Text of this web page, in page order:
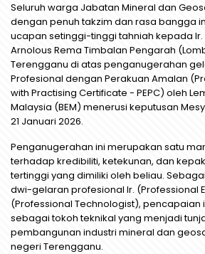
Seluruh warga Jabatan Mineral dan
dengan penuh takzim dan rasa bangga
ucapan setinggi-tinggi tahniah kepada Ir.
Arnolous Rema Timbalan Pengarah
Terengganu di atas penganugerahan
Profesional dengan Perakuan Amalan
with Practising Certificate - PEPC) oleh
Malaysia (BEM) menerusi keputusan
21 Januari 2026.
Penganugerahan ini merupakan satu
terhadap kredibiliti, ketekunan, dan
tertinggi yang dimiliki oleh beliau.
dwi-gelaran profesional Ir. (Professional
(Professional Technologist), pencapaian
sebagai tokoh teknikal yang menjadi
pembangunan industri mineral dan
negeri Terengganu.